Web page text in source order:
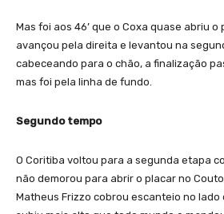
Mas foi aos 46’ que o Coxa quase abriu o
avançou pela direita e levantou na
cabeceando para o chão, a finalização
mas foi pela linha de fundo.
Segundo tempo
O Coritiba voltou para a segunda etapa
não demorou para abrir o placar no Couto
Matheus Frizzo cobrou escanteio no lado